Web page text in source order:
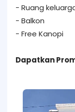
- Ruang
- Balkon
- Free Kanopi
Dapatkan